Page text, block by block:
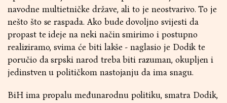
navodne multietničke države, ali to je neostvarivo. To je
nešto što se raspada. Ako bude dovoljno svijesti da
propast te ideje na neki način smirimo i postupno
realiziramo, svima će biti lakše - naglasio je Dodik te
poručio da srpski narod treba biti razuman, okupljen i
jedinstven u političkom nastojanju da ima snagu.
BiH ima propalu međunarodnu politiku, smatra Dodik,